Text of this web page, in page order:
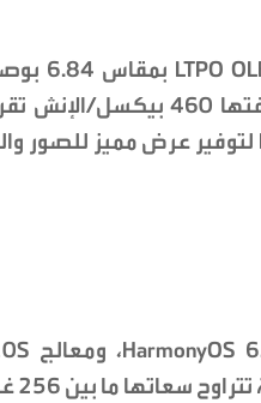
ما بين 256 غيغابايت و1 تيرابايت.